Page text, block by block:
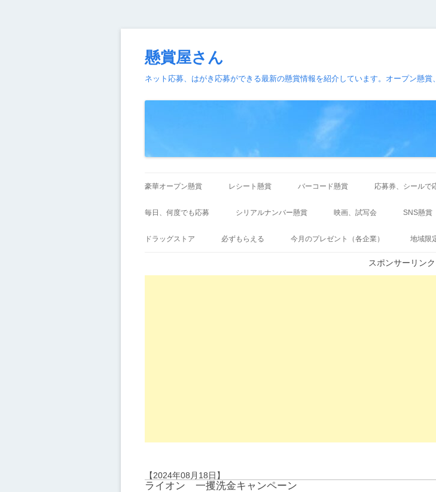
懸賞屋さん
ネット応募、はがき応募ができる最新の懸賞情報を紹介しています。オープン懸賞
ン
ツ
豪華オープン懸賞 レシート懸賞 バーコード懸賞 応募券、シールで
毎日、何度でも応募 シリアルナンバー懸賞 映画、試写会 SNS懸賞
ドラッグストア 必ずもらえる 今月のプレゼント（各企業） 地域限
スポンサーリンク
【2024年08月18日】
ライオン 一攫洗金キャンペーン